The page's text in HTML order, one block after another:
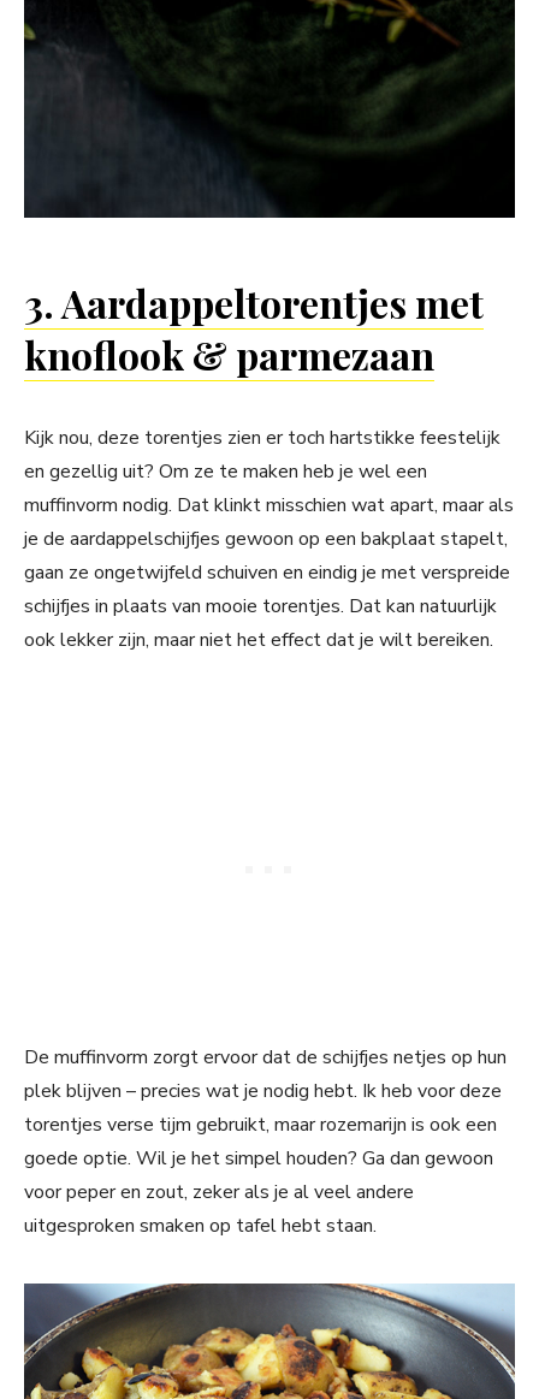
3. Aardappeltorentjes met
knoflook & parmezaan
Kijk nou, deze torentjes zien er toch hartstikke feestelijk
en gezellig uit? Om ze te maken heb je wel een
muffinvorm nodig. Dat klinkt misschien wat apart, maar als
je de aardappelschijfjes gewoon op een bakplaat stapelt,
gaan ze ongetwijfeld schuiven en eindig je met verspreide
schijfjes in plaats van mooie torentjes. Dat kan natuurlijk
ook lekker zijn, maar niet het effect dat je wilt bereiken.
De muffinvorm zorgt ervoor dat de schijfjes netjes op hun
plek blijven – precies wat je nodig hebt. Ik heb voor deze
torentjes verse tijm gebruikt, maar rozemarijn is ook een
goede optie. Wil je het simpel houden? Ga dan gewoon
voor peper en zout, zeker als je al veel andere
uitgesproken smaken op tafel hebt staan.